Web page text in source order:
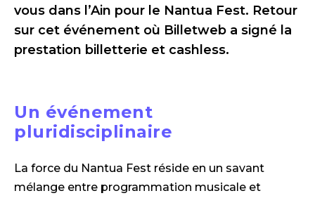
vous dans l’Ain pour le Nantua Fest. Retour
sur cet événement où Billetweb a signé la
prestation billetterie et cashless.
Un événement
pluridisciplinaire
La force du Nantua Fest réside en un savant
mélange entre programmation musicale et